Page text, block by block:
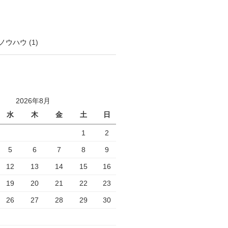
ウハウ (1)
2026年8月
水 木 金 土 日
1 2
5 6 7 8 9
12 13 14 15 16
19 20 21 22 23
26 27 28 29 30